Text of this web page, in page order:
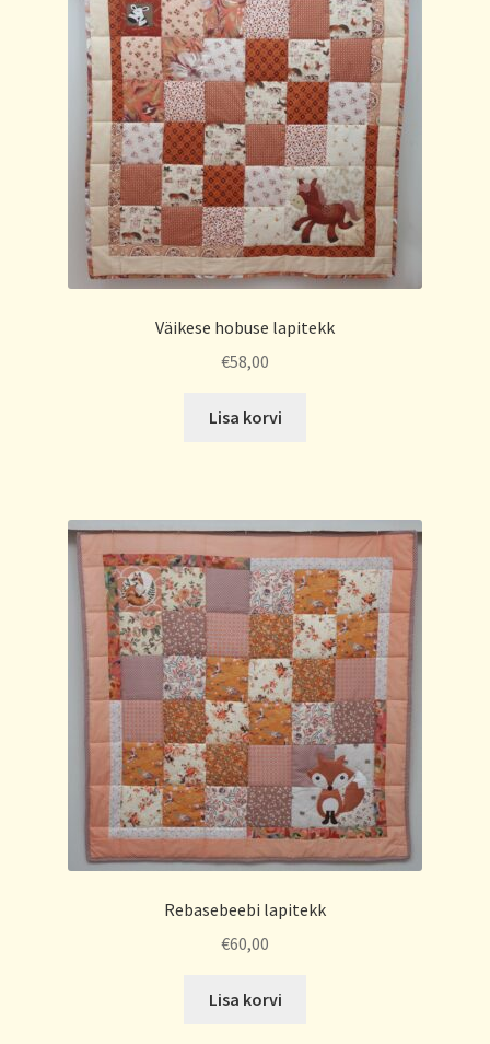
Väikese hobuse lapitekk
€58,00
Lisa korvi
Rebasebeebi lapitekk
€60,00
Lisa korvi